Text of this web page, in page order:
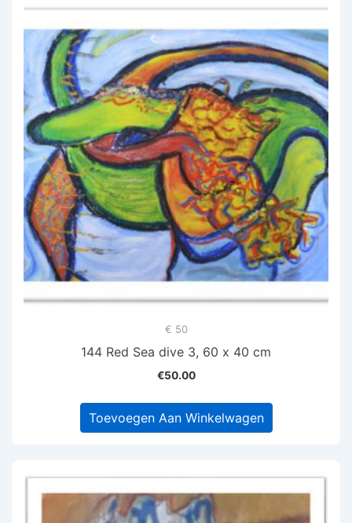
€ 50
144 Red Sea dive 3, 60 x 40 cm
€50.00
Toevoegen Aan Winkelwagen